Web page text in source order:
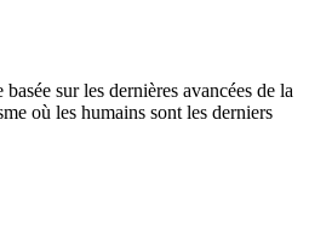
sur les dernières avancées de la
où les humains sont les derniers